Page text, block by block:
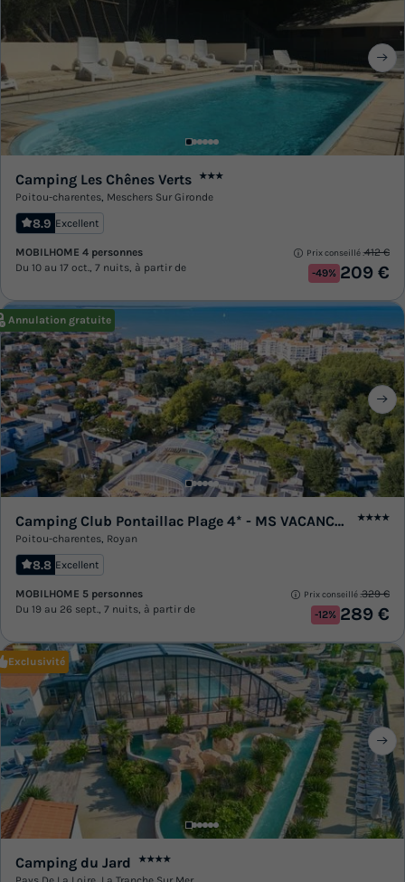
Camping Les Chênes Verts ★★★
Poitou-charentes, Meschers Sur Gironde
8.9 Excellent
MOBILHOME 4 personnes
Du 10 au 17 oct., 7 nuits, à partir de
Prix conseillé :412 €
-49% 209 €
Annulation gratuite
Camping Club Pontaillac Plage 4* - MS VACANCES ★★★★
Poitou-charentes, Royan
8.8 Excellent
MOBILHOME 5 personnes
Du 19 au 26 sept., 7 nuits, à partir de
Prix conseillé :329 €
-12% 289 €
Exclusivité
Camping du Jard ★★★★